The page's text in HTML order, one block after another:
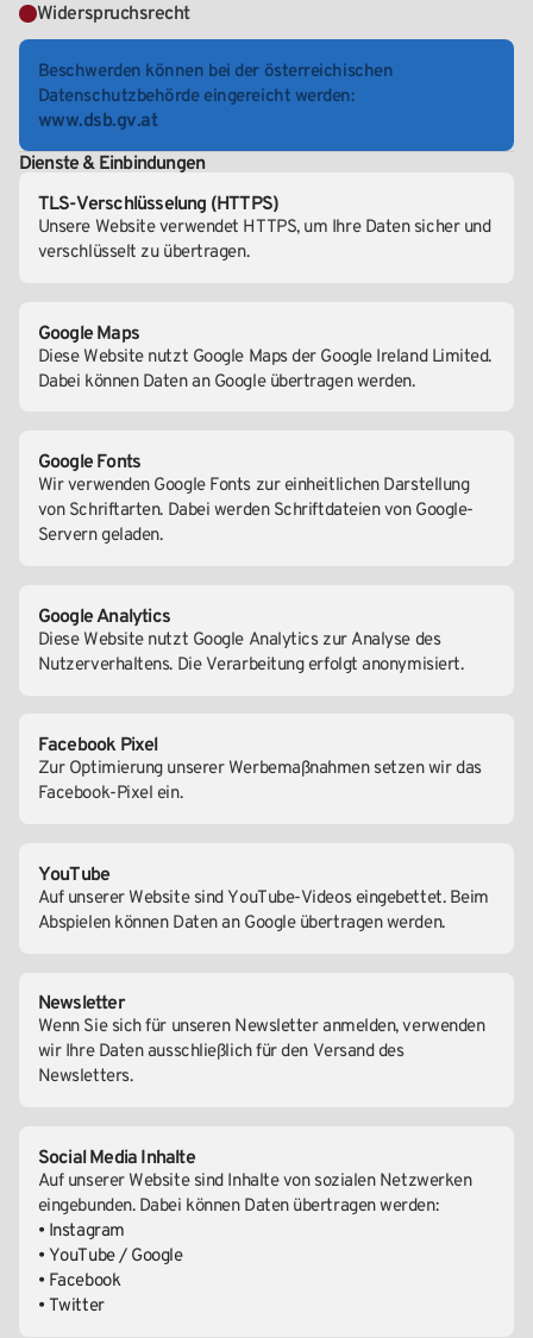
Widerspruchsrecht
Beschwerden können bei der österreichischen
Datenschutzbehörde eingereicht werden:
www.dsb.gv.at
Dienste & Einbindungen
TLS-Verschlüsselung (HTTPS)
Unsere Website verwendet HTTPS, um Ihre Daten sicher und
verschlüsselt zu übertragen.
Google Maps
Diese Website nutzt Google Maps der Google Ireland Limited.
Dabei können Daten an Google übertragen werden.
Google Fonts
Wir verwenden Google Fonts zur einheitlichen Darstellung
von Schriftarten. Dabei werden Schriftdateien von Google-
Servern geladen.
Google Analytics
Diese Website nutzt Google Analytics zur Analyse des
Nutzerverhaltens. Die Verarbeitung erfolgt anonymisiert.
Facebook Pixel
Zur Optimierung unserer Werbemaßnahmen setzen wir das
Facebook-Pixel ein.
YouTube
Auf unserer Website sind YouTube-Videos eingebettet. Beim
Abspielen können Daten an Google übertragen werden.
Newsletter
Wenn Sie sich für unseren Newsletter anmelden, verwenden
wir Ihre Daten ausschließlich für den Versand des
Newsletters.
Social Media Inhalte
Auf unserer Website sind Inhalte von sozialen Netzwerken
eingebunden. Dabei können Daten übertragen werden:
• Instagram
• YouTube / Google
• Facebook
• Twitter